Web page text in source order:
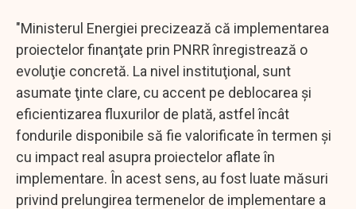
"Ministerul Energiei precizează că implementarea
proiectelor finanţate prin PNRR înregistrează o
evoluţie concretă. La nivel instituţional, sunt
asumate ţinte clare, cu accent pe deblocarea şi
eficientizarea fluxurilor de plată, astfel încât
fondurile disponibile să fie valorificate în termen şi
cu impact real asupra proiectelor aflate în
implementare. În acest sens, au fost luate măsuri
privind prelungirea termenelor de implementare a